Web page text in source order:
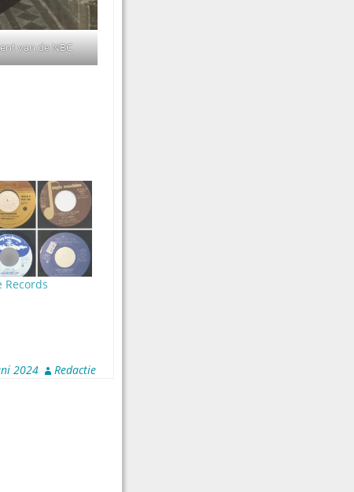
van de NBC
Records
2024 Redactie